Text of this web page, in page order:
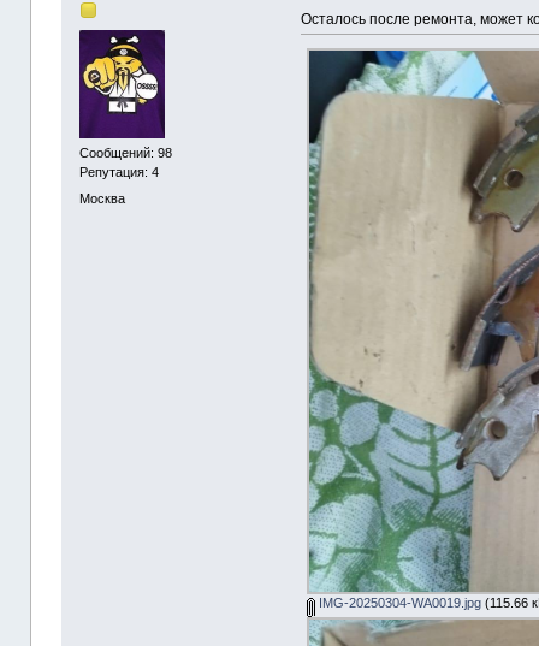
Сообщений: 98
Репутация: 4
Москва
Осталось после ремонта, может
IMG-20250304-WA0019.jpg (115.66